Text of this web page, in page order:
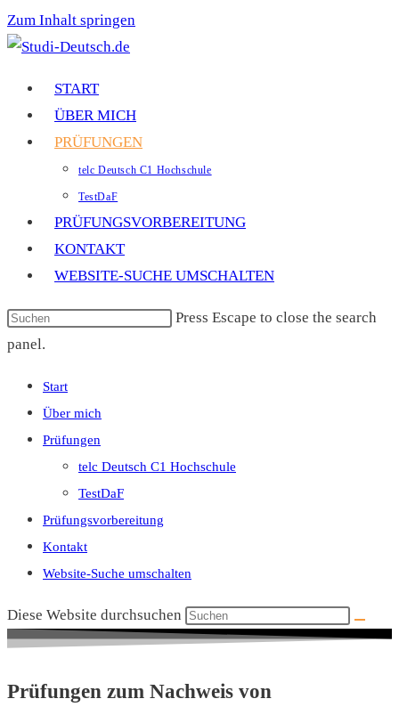
Zum Inhalt springen
START
ÜBER MICH
PRÜFUNGEN
telc Deutsch C1 Hochschule
TestDaF
PRÜFUNGSVORBEREITUNG
KONTAKT
WEBSITE-SUCHE UMSCHALTEN
Press Escape to close the search
panel.
Start
Über mich
Prüfungen
telc Deutsch C1 Hochschule
TestDaF
Prüfungsvorbereitung
Kontakt
Website-Suche umschalten
Diese Website durchsuchen
Prüfungen zum Nachweis von